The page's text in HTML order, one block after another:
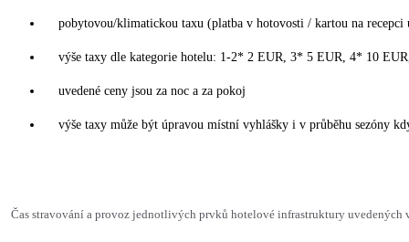
pobytovou/klimatickou taxu (platba v hotovosti / kartou na
výše taxy dle kategorie hotelu: 1-2* 2 EUR, 3* 5 EUR, 4* 10
uvedené ceny jsou za noc a za pokoj
výše taxy může být úpravou místní vyhlášky i v průběhu sezóny
Čas stravování a provoz jednotlivých prvků hotelové infrastruktury uvedených